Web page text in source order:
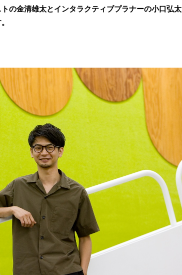
の金清雄太とインタラクティブプラナーの小口弘太